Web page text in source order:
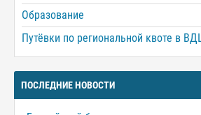
Образование
Путёвки по региональной квоте в
ПОСЛЕДНИЕ НОВОСТИ